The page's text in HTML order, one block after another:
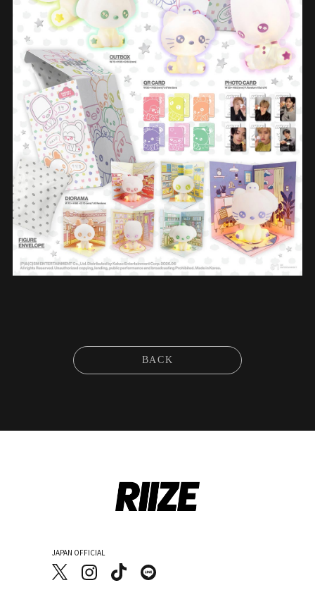
BACK
JAPAN OFFICIAL